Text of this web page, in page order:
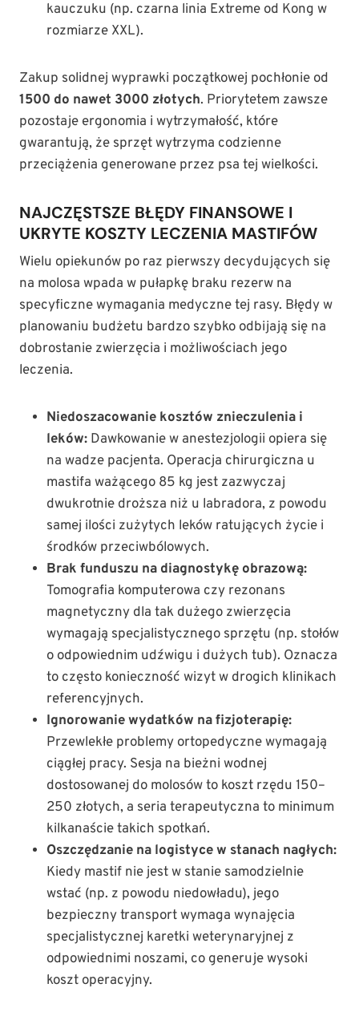
kauczuku (np. czarna linia Extreme od Kong w
rozmiarze XXL).
Zakup solidnej wyprawki początkowej pochłonie od
1500 do nawet 3000 złotych. Priorytetem zawsze
pozostaje ergonomia i wytrzymałość, które
gwarantują, że sprzęt wytrzyma codzienne
przeciążenia generowane przez psa tej wielkości.
NAJCZĘSTSZE BŁĘDY FINANSOWE I
UKRYTE KOSZTY LECZENIA MASTIFÓW
Wielu opiekunów po raz pierwszy decydujących się
na molosa wpada w pułapkę braku rezerw na
specyficzne wymagania medyczne tej rasy. Błędy w
planowaniu budżetu bardzo szybko odbijają się na
dobrostanie zwierzęcia i możliwościach jego
leczenia.
Niedoszacowanie kosztów znieczulenia i
leków: Dawkowanie w anestezjologii opiera się
na wadze pacjenta. Operacja chirurgiczna u
mastifa ważącego 85 kg jest zazwyczaj
dwukrotnie droższa niż u labradora, z powodu
samej ilości zużytych leków ratujących życie i
środków przeciwbólowych.
Brak funduszu na diagnostykę obrazową:
Tomografia komputerowa czy rezonans
magnetyczny dla tak dużego zwierzęcia
wymagają specjalistycznego sprzętu (np. stołów
o odpowiednim udźwigu i dużych tub). Oznacza
to często konieczność wizyt w drogich klinikach
referencyjnych.
Ignorowanie wydatków na fizjoterapię:
Przewlekłe problemy ortopedyczne wymagają
ciągłej pracy. Sesja na bieżni wodnej
dostosowanej do molosów to koszt rzędu 150–
250 złotych, a seria terapeutyczna to minimum
kilkanaście takich spotkań.
Oszczędzanie na logistyce w stanach nagłych:
Kiedy mastif nie jest w stanie samodzielnie
wstać (np. z powodu niedowładu), jego
bezpieczny transport wymaga wynajęcia
specjalistycznej karetki weterynaryjnej z
odpowiednimi noszami, co generuje wysoki
koszt operacyjny.